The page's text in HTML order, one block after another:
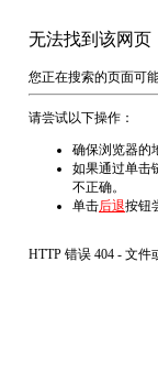
无法找到该网页
您正在搜索的页面可
请尝试以下操作：
确保浏览器的
如果通过单击
不正确。
单击后退按钮
HTTP 错误 404 - 文件